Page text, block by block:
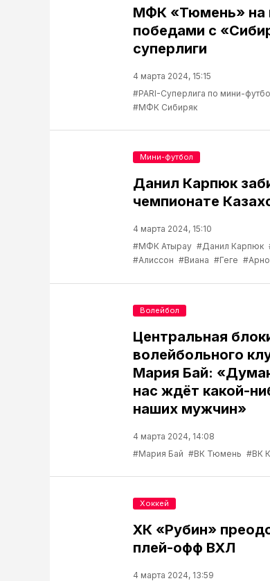
МФК «Тюмень» на
победами с
суперлиги
4 марта 2024, 15:15
#PARI-Суперлига по мини-
#МФК Сибиряк
Данил Карпюк
чемпионате
4 марта 2024, 15:10
#МФК Атырау #Данил Карпюк
#Алиссон #Виана #Геге
Мини-футбол
Центральная
волейбольного
Мария Бай:
нас ждёт какой-
наших мужчин»
4 марта 2024, 14:08
#Мария Бай #ВК Тюмень #ВК
Волейбол
ХК «Рубин»
плей-офф ВХЛ
4 марта 2024, 13:59
Хоккей